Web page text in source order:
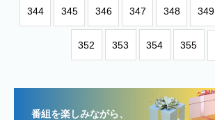
344 345 346 347 348 349
352 353 354 355
番組を楽しみながら、